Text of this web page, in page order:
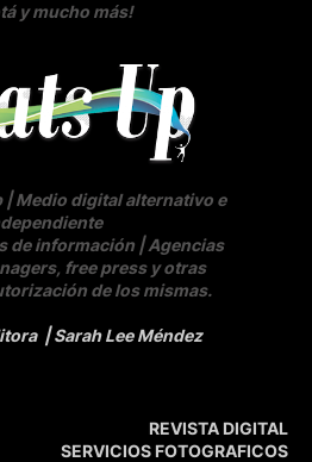
y mucho más!
| Medio digital alternativo e
de información | Agencias
free press y otras
de los mismas.
| Sarah Lee Méndez
REVISTA DIGITAL
SERVICIOS FOTOGRAFICOS